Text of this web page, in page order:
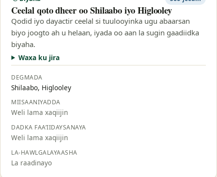
Ceelal qoto dheer oo Shilaabo iyo Higlooley
Qodid iyo dayactir ceelal si tuulooyinka ugu abaarsan
biyo joogto ah u helaan, iyada oo aan la sugin gaadiidka
biyaha.
Waxa ku jira
DEGMADA
Shilaabo, Higlooley
MIISAANIYADDA
Weli lama xaqiijin
DADKA FAA’IIDAYSANAYA
Weli lama xaqiijin
LA-HAWLGALAYAASHA
La raadinayo